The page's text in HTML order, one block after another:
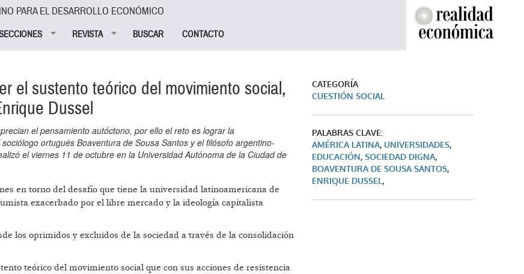
PARA EL DESARROLLO ECONÓMICO
REVISTA BUSCAR CONTACTO
el sustento teórico del movimiento social,
Dussel
el pensamiento autóctono, por ello el reto es lograr la
ortugués Boaventura de Sousa Santos y el filósofo argentino-
el viernes 11 de octubre en la Universidad Autónoma de la Ciudad de
en torno del desafío que tiene la universidad latinoamericana de
exacerbado por el libre mercado y la ideología capitalista
los oprimidos y excluidos de la sociedad a través de la consolidación
teórico del movimiento social que con sus acciones de resistencia
CATEGORÍA
CUESTIÓN SOCIAL
PALABRAS CLAVE:
AMÉRICA LATINA, UNIVERSIDADES,
EDUCACIÓN, SOCIEDAD DIGNA,
BOAVENTURA DE SOUSA SANTOS,
ENRIQUE DUSSEL,